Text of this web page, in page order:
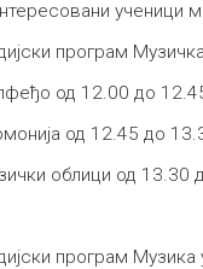
ученици
програм
од 12.00 до
од 12.45 до
облици од 13.30
програм Музика